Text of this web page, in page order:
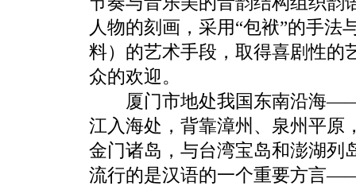
人物的刻画，采用“包袱”的手法
料）的艺术手段，取得喜剧性的
众的欢迎。
厦门市地处我国东南沿海——
江入海处，背靠漳州、泉州平原
金门诸岛，与台湾宝岛和澎湖列
流行的是汉语的一个重要方言